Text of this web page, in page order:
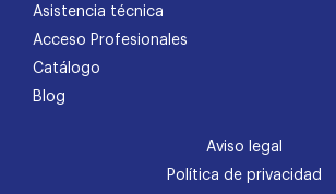
Asistencia técnica
Acceso Profesionales
Catálogo
Blog
Aviso legal
Política de privacidad